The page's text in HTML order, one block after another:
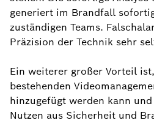
generiert im Brandfall
zuständigen Teams.
Präzision der Technik sehr
Ein weiterer großer Vorteil ist,
bestehenden
hinzugefügt werden kann
Nutzen aus Sicherheit und